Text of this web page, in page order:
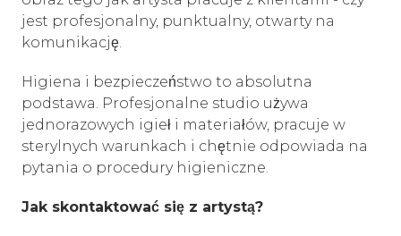
jest profesjonalny, punktualny, otwarty na
komunikację.
Higiena i bezpieczeństwo to absolutna
podstawa. Profesjonalne studio używa
jednorazowych igieł i materiałów, pracuje w
sterylnych warunkach i chętnie odpowiada na
pytania o procedury higieniczne.
Jak skontaktować się z artystą?